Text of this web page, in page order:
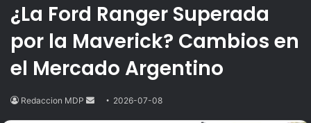
¿La Ford Ranger Superada
por la Maverick? Cambios en
el Mercado Argentino
Redaccion MDP
Send2026-07-08